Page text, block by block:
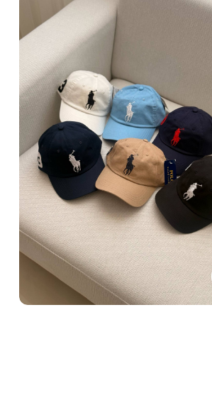
بزرگنمایی تصویر